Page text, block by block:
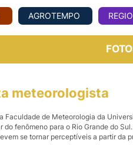
AGROVIAGENS
AGROTEMPO
meteorologista
Faculdade de Meteorologia da
fenômeno para o Rio Grande do
se tornar perceptíveis a partir da